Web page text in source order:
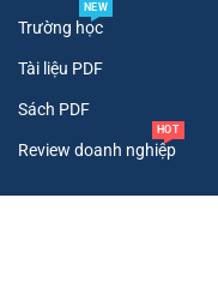
Trường học
NEW
Tài liệu PDF
Sách PDF
Review doanh nghiệp
HOT